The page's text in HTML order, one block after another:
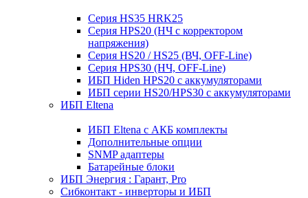
Серия HS35 HRK25
Серия HPS20 (НЧ с корректором
напряжения)
Серия HS20 / HS25 (ВЧ, OFF-Line)
Серия HPS30 (НЧ, OFF-Line)
ИБП Hiden HPS20 с аккумуляторами
ИБП серии HS20/HPS30 с аккумуляторами
ИБП Eltena
ИБП Eltena с АКБ комплекты
Дополнительные опции
SNMP адаптеры
Батарейные блоки
ИБП Энергия : Гарант, Pro
Сибконтакт - инверторы и ИБП